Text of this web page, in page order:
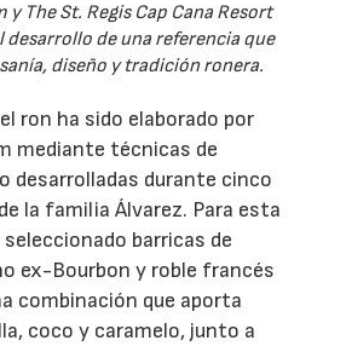
y The St. Regis Cap Cana Resort
desarrollo de una referencia que
diseño y tradición ronera.
ron ha sido elaborado por
mediante técnicas de
desarrolladas durante cinco
la familia Álvarez. Para esta
barricas de
ex-Bourbon y roble francés
combinación que aporta
coco y caramelo, junto a